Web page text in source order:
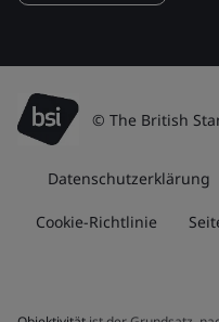
© The British
Datenschutzerklärung
Cookie-Richtlinie